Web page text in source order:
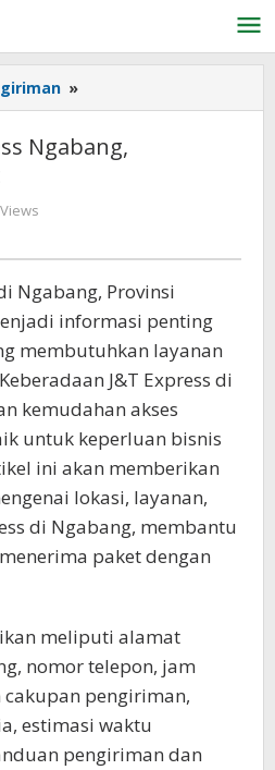
»
J&T
Ngabang,
Ngabang,
Ngabang, Provinsi
informasi penting
membutuhkan layanan
J&T Express di
kemudahan akses
untuk keperluan bisnis
ini akan memberikan
lokasi, layanan,
di Ngabang, membantu
paket dengan
meliputi alamat
nomor telepon, jam
pengiriman,
estimasi waktu
pengiriman dan